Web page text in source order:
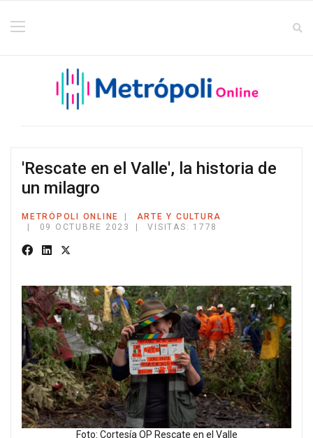
'Rescate en el Valle', la historia de
un milagro
METRÓPOLI ONLINE
ARTE Y CULTURA
09 OCTUBRE 2023
VISITAS: 1778
Foto: Cortesía OP Rescate en el Valle